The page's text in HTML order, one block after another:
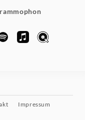
Impressum